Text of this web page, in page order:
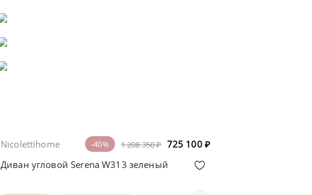
1 208 350 ₽ 725 100 ₽
-40%
Nicolettihome
Диван угловой Serena W313 зеленый